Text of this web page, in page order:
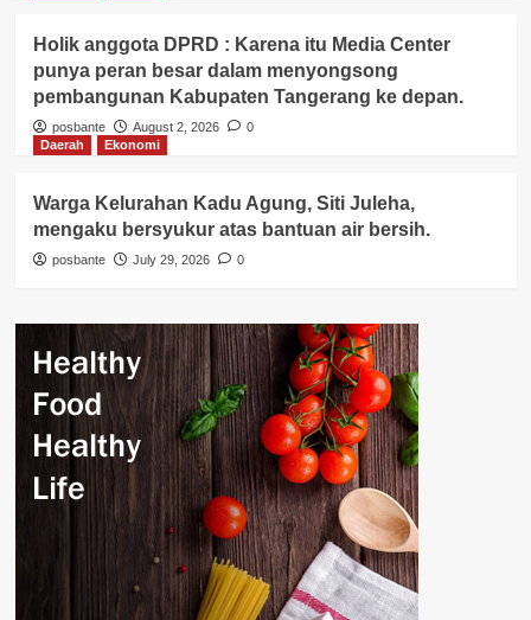
Holik anggota DPRD : Karena itu Media Center
punya peran besar dalam menyongsong
pembangunan Kabupaten Tangerang ke depan.
posbante August 2, 2026
0
Daerah
Ekonomi
Warga Kelurahan Kadu Agung, Siti Juleha,
mengaku bersyukur atas bantuan air bersih.
posbante July 29, 2026 0